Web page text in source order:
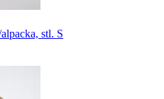
stl. S